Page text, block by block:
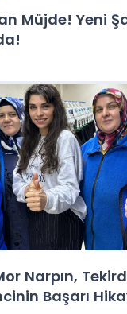
Müjde! Yeni
Narpın,
Başarı